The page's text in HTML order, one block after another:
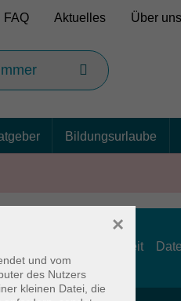
FAQ Aktuelles Über uns
Bildungsurlaube
Barrierefreiheit
und vom
des Nutzers
kleinen Datei, die
×